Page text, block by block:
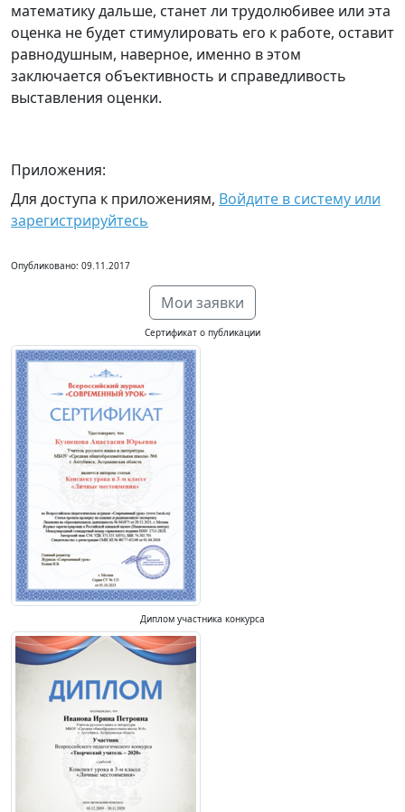
математику дальше, станет ли трудолюбивее или эта
оценка не будет стимулировать его к работе, оставит
равнодушным, наверное, именно в этом
заключается объективность и справедливость
выставления оценки.
Приложения:
Для доступа к приложениям, Войдите в систему или
зарегистрируйтесь
Опубликовано: 09.11.2017
Мои заявки
Сертификат о публикации
Диплом участника конкурса